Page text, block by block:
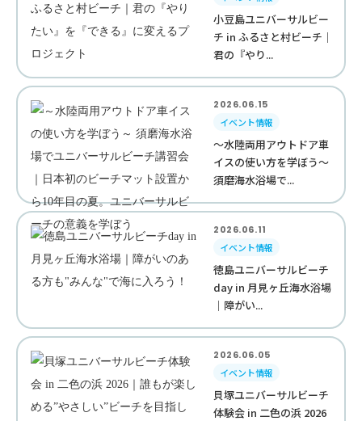
小豆島ユニバーサルビー
チ in ふるさと村ビーチ｜
君の『やり...
2026.06.15
イベント情報
～水陸両用アウトドア車
イスの使い方を学ぼう～
須磨海水浴場で...
2026.06.11
イベント情報
徳島ユニバーサルビーチ
day in 月見ヶ丘海水浴場
｜障がい...
2026.06.05
イベント情報
貝塚ユニバーサルビーチ
体験会 in 二色の浜 2026